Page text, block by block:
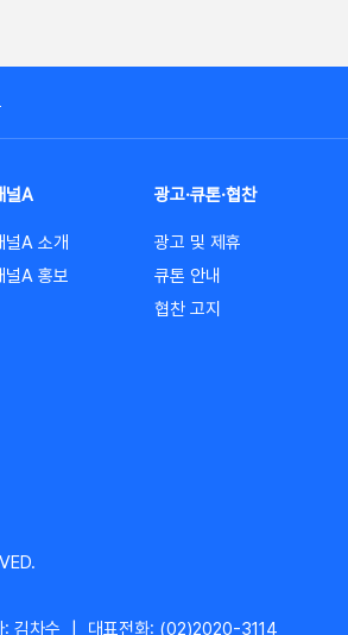
널A
널A 소개
널A 홍보
광고·큐톤·협찬
광고 및 제휴
큐톤 안내
협찬 고지
김차수 대표전화: (02)2020-3114